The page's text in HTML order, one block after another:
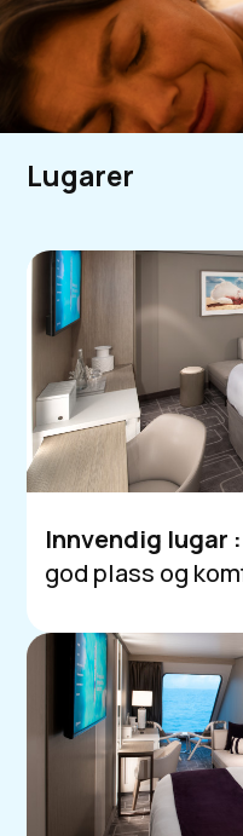
Lugarer
Innvendig lugar :
god plass og